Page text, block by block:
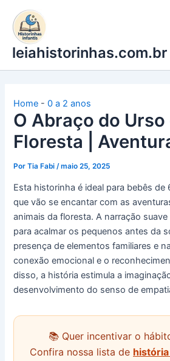
para
conteúdo
leiahistorinhas.com.br
Home -0 a 2 anos
O Abraço do Urso
Floresta |
PorTia Fabi/maio 25, 2025
Esta historinha é ideal para bebês de
que vão se encantar com as
animais da floresta. A narração
para acalmar os pequenos antes da
presença de elementos familiares e
conexão emocional e o
disso, a história estimula a
desenvolvimento do senso de
📚 Quer incentivar o
Confira nossa lista de